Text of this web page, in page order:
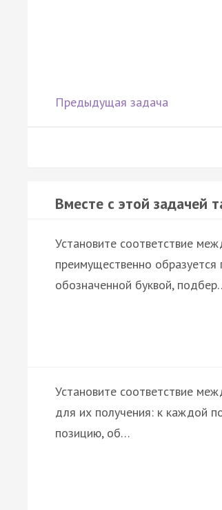
Предыдущая задача
Вместе с этой задачей
Установите соответствие
преимущественно
обозначенной буквой,
Установите соответствие
для их получения: к каждой
позицию, об…